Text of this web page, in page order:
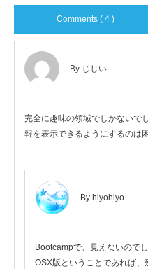
Comments ( 4 )
By じじい
完全に趣味の領域でしかないで
報を表示できるようにするのは
By hiyohiyo
Bootcampで、見えないので
OSX版ということであれば、